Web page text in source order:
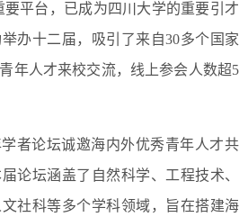
要平台，已成为四川大学的重要引才
办十二届，吸引了来自30多个国家
年人才来校交流，线上参会人数超5
者论坛诚邀海内外优秀青年人才共
论坛涵盖了自然科学、工程技术、
社科等多个学科领域，旨在搭建海